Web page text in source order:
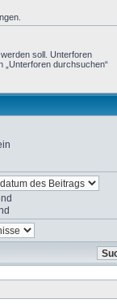
soll. Unterforen
„Unterforen durchsuchen“